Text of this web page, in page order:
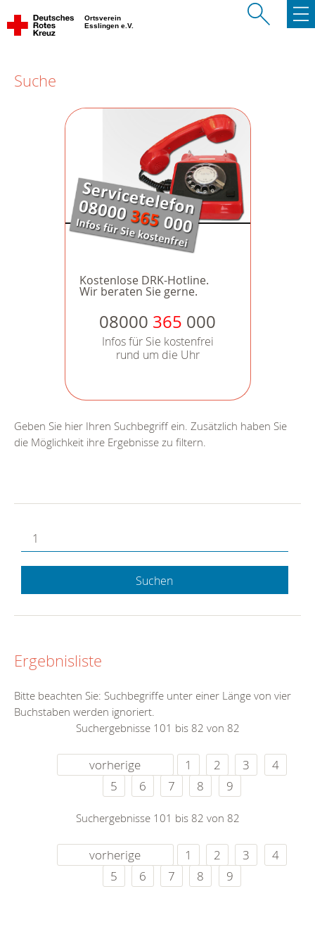
Ortsverein
Esslingen e.V.
Suche
Kostenlose DRK-Hotline.
Wir beraten Sie gerne.
08000 365 000
Infos für Sie kostenfrei
rund um die Uhr
Geben Sie hier Ihren Suchbegriff ein. Zusätzlich haben Sie
die Möglichkeit ihre Ergebnisse zu filtern.
Suchen
Ergebnisliste
Bitte beachten Sie: Suchbegriffe unter einer Länge von vier
Buchstaben werden ignoriert.
Suchergebnisse 101 bis 82 von 82
vorherige 1 2 3
4
5
6 7 8 9
Suchergebnisse 101 bis 82 von 82
vorherige 1 2 3
4
5
6 7 8 9